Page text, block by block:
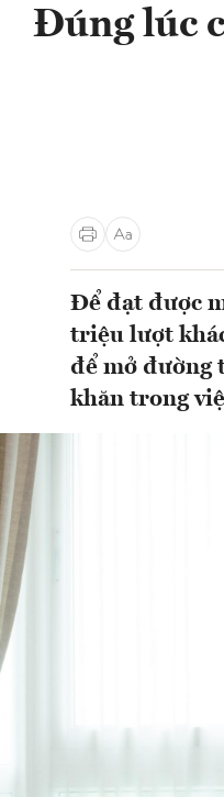
Đúng lúc
Để đạt được
triệu lượt
để mở đường
khăn trong